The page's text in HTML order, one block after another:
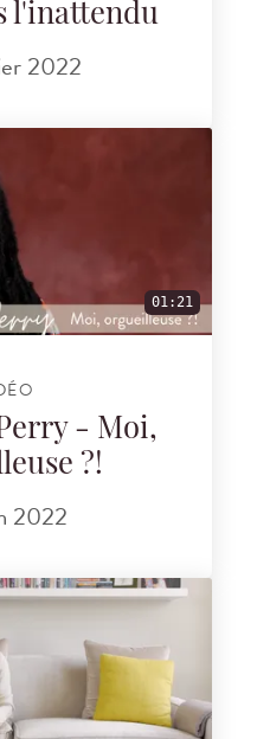
l'inattendu
2022
01:21
- Moi,
?!
2022